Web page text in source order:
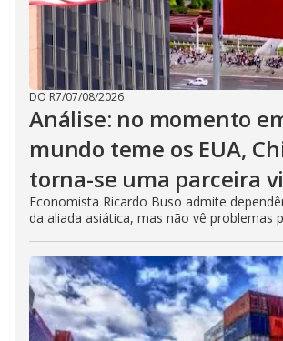
DO R7/07/08/2026
Análise: no momento
mundo teme os EUA,
torna-se uma parceira
Economista Ricardo Buso admite
da aliada asiática, mas não vê problemas